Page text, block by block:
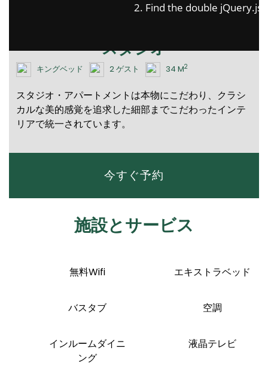
2. Find the double jQuery.js
スタジオ
キングベッド 2 ゲスト 34 M2
スタジオ・アパートメントは本物にこだわり、クラシ
カルな美的感覚を追求した細部までこだわったインテ
リアで統一されています。
今すぐ予約
施設とサービス
無料Wifi エキストラベッド
バスタブ 空調
インルームダイニ
ング
液晶テレビ